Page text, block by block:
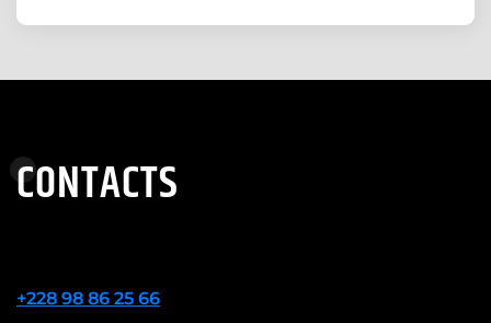
CONTACTS
+228 98 86 25 66